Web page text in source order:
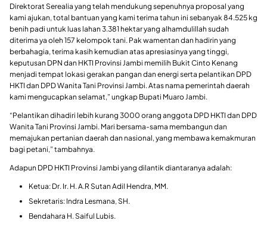
Direktorat Serealia yang telah mendukung sepenuhnya proposal yang
kami ajukan, total bantuan yang kami terima tahun ini sebanyak 84.525 kg
benih padi untuk luas lahan 3.381 hektar yang alhamdulillah sudah
diterima ya oleh 157 kelompok tani. Pak wamentan dan hadirin yang
berbahagia, terima kasih kemudian atas apresiasinya yang tinggi,
keputusan DPN dan HKTI Provinsi Jambi memilih Bukit Cinto Kenang
menjadi tempat lokasi gerakan pangan dan energi serta pelantikan DPD
HKTI dan DPD Wanita Tani Provinsi Jambi. Atas nama pemerintah daerah
kami mengucapkan selamat,” ungkap Bupati Muaro Jambi.
“Pelantikan dihadiri lebih kurang 3000 orang anggota DPD HKTI dan DPD
Wanita Tani Provinsi Jambi. Mari bersama-sama membangun dan
memajukan pertanian daerah dan nasional, yang membawa kemakmuran
bagi petani,” tambahnya.
Adapun DPD HKTI Provinsi Jambi yang dilantik diantaranya adalah:
Ketua: Dr. Ir. H. A.R Sutan Adil Hendra, MM.
Sekretaris: Indra Lesmana, SH.
Bendahara H. Saiful Lubis.